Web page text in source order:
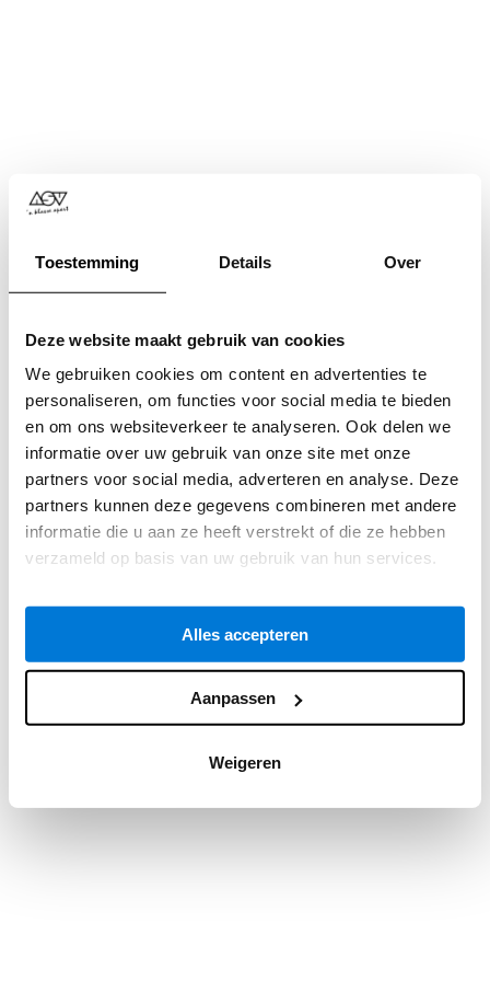
Toestemming Details Over
Deze website maakt gebruik van cookies
We gebruiken cookies om content en advertenties te
personaliseren, om functies voor social media te bieden
en om ons websiteverkeer te analyseren. Ook delen we
informatie over uw gebruik van onze site met onze
partners voor social media, adverteren en analyse. Deze
partners kunnen deze gegevens combineren met andere
informatie die u aan ze heeft verstrekt of die ze hebben
verzameld op basis van uw gebruik van hun services.
Alles accepteren
Aanpassen
Weigeren
Application error: a client-side exception has occurred while
loadingwww.asv.nl(see the browser consolefor more
information).